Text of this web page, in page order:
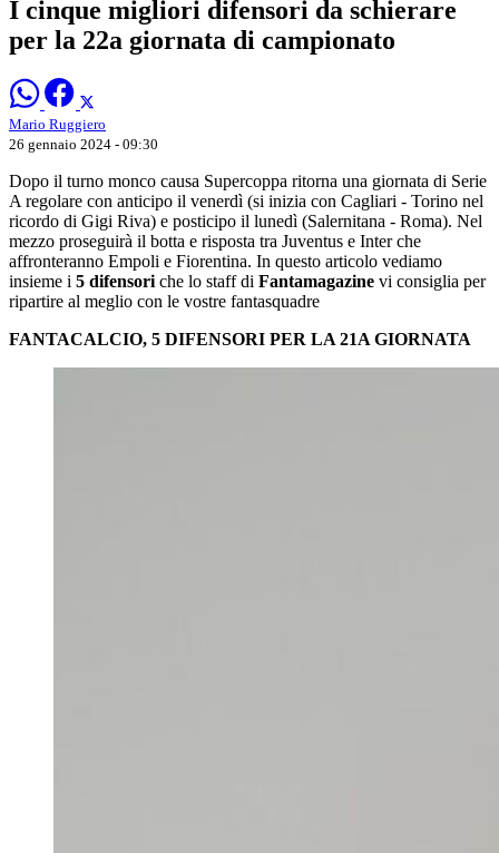
I cinque migliori difensori da schierare
per la 22a giornata di campionato
Mario Ruggiero
26 gennaio 2024 - 09:30
Dopo il turno monco causa Supercoppa ritorna una giornata di Serie
A regolare con anticipo il venerdì (si inizia con Cagliari - Torino nel
ricordo di Gigi Riva) e posticipo il lunedì (Salernitana - Roma). Nel
mezzo proseguirà il botta e risposta tra Juventus e Inter che
affronteranno Empoli e Fiorentina. In questo articolo vediamo
insieme i 5 difensori che lo staff di Fantamagazine vi consiglia per
ripartire al meglio con le vostre fantasquadre
FANTACALCIO, 5 DIFENSORI PER LA 21A GIORNATA